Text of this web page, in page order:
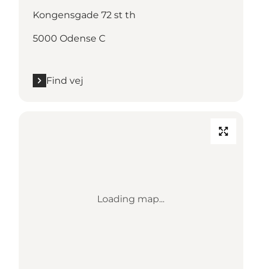
Kongensgade 72 st th
5000 Odense C
Find vej
Loading map...